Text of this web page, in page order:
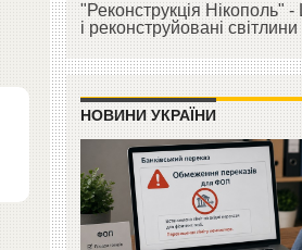
"Реконструкція Нікополь" -
і реконструйовані
НОВИНИ УКРАЇНИ